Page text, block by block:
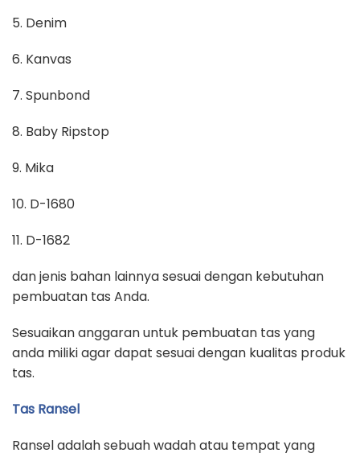
5. Denim
6. Kanvas
7. Spunbond
8. Baby Ripstop
9. Mika
10. D-1680
11. D-1682
dan jenis bahan lainnya sesuai dengan kebutuhan
pembuatan tas Anda.
Sesuaikan anggaran untuk pembuatan tas yang
anda miliki agar dapat sesuai dengan kualitas produk
tas.
Tas Ransel
Ransel adalah sebuah wadah atau tempat yang